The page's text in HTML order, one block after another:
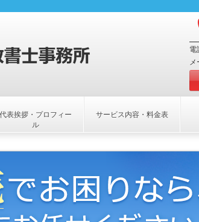
電
代表挨拶・プロフィー
ル
サービス内容・料金表